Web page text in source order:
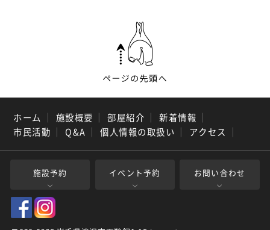
ホーム ｜ 施設概要 ｜ 部屋紹介 ｜ 新着情報 ｜
市民活動 ｜ Q&A ｜ 個人情報の取扱い ｜ アクセス ｜
施設予約 イベント予約 お問い合わせ